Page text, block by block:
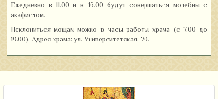
Ежедневно в 11.00 и в 16.00 будут совершаться молебны с
акафистом.
Поклониться мощам можно в часы работы храма (с 7.00 до
19.00). Адрес храма: ул. Университетская, 70.